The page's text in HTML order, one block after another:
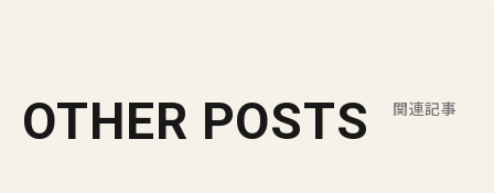
OTHER POSTS 関連記事